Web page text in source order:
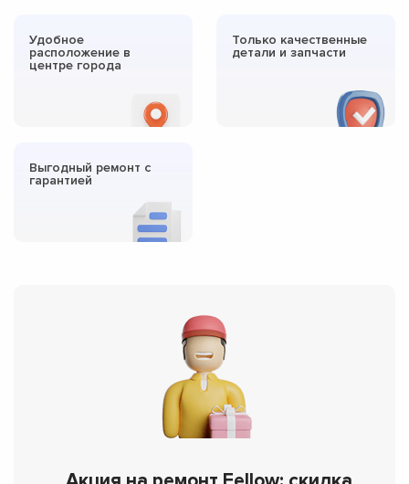
Удобное
расположение в
центре города
Только качественные
детали и запчасти
Выгодный ремонт с
гарантией